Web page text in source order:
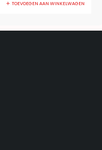
TOEVOEGEN AAN WINKELWAGEN